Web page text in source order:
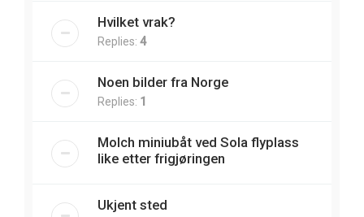
Hvilket vrak?
Replies: 4
Noen bilder fra Norge
Replies: 1
Molch miniubåt ved Sola flyplass
like etter frigjøringen
Ukjent sted